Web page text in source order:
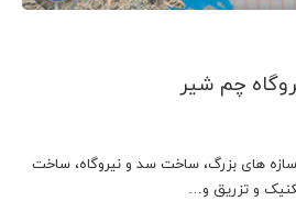
چم شیر
های بزرگ، ساخت سد و نیروگاه، ساخت
و تزریق و…